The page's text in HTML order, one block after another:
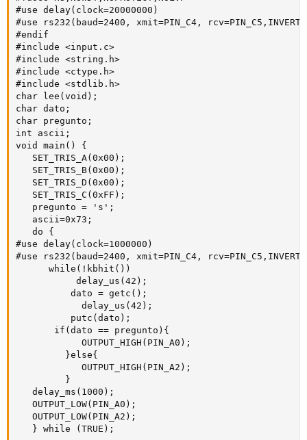
#use delay(clock=20000000)
#use rs232(baud=2400, xmit=PIN_C4, rcv=PIN_C5,INVERT)
#endif
#include <input.c>
#include <string.h>
#include <ctype.h>
#include <stdlib.h>
char lee(void);
char dato;
char pregunto;
int ascii;
void main() {
   SET_TRIS_A(0x00);
   SET_TRIS_B(0x00);
   SET_TRIS_D(0x00);
   SET_TRIS_C(0xFF);
   pregunto = 's';
   ascii=0x73;
   do {
#use delay(clock=1000000)
#use rs232(baud=2400, xmit=PIN_C4, rcv=PIN_C5,INVERT)
      while(!kbhit())
           delay_us(42);
          dato = getc();
            delay_us(42);
          putc(dato);
       if(dato == pregunto){
            OUTPUT_HIGH(PIN_A0);
         }else{
            OUTPUT_HIGH(PIN_A2);
         }
   delay_ms(1000);
   OUTPUT_LOW(PIN_A0);
   OUTPUT_LOW(PIN_A2);
   } while (TRUE);